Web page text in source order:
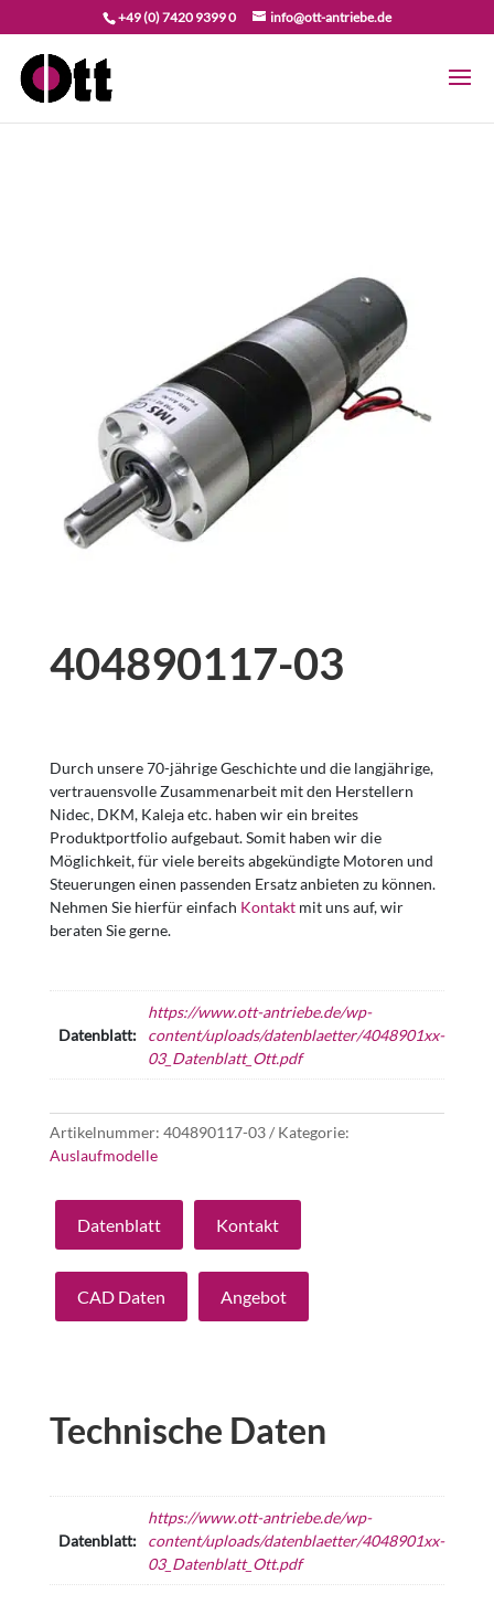
+49 (0) 7420 9399 0 info@ott-antriebe.de
404890117-03
Durch unsere 70-jährige Geschichte und die langjährige,
vertrauensvolle Zusammenarbeit mit den Herstellern
Nidec, DKM, Kaleja etc. haben wir ein breites
Produktportfolio aufgebaut. Somit haben wir die
Möglichkeit, für viele bereits abgekündigte Motoren und
Steuerungen einen passenden Ersatz anbieten zu können.
Nehmen Sie hierfür einfach Kontaktmit uns auf, wir
beraten Sie gerne.
Datenblatt:
https://www.ott-antriebe.de/wp-
content/uploads/datenblaetter/4048901xx-
03_Datenblatt_Ott.pdf
Artikelnummer: 404890117-03
Kategorie:
Auslaufmodelle
Datenblatt Kontakt
CAD Daten Angebot
Technische Daten
Datenblatt:
https://www.ott-antriebe.de/wp-
content/uploads/datenblaetter/4048901xx-
03_Datenblatt_Ott.pdf